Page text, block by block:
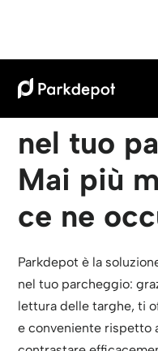
Auto non
nel tuo
Mai più
ce ne
Parkdepot è la
nel tuo parcheggio:
lettura delle targhe, ti
e conveniente rispetto